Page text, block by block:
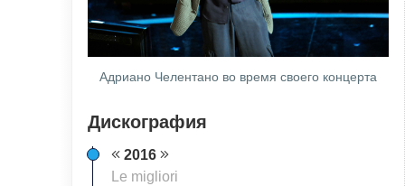
Адриано Челентано во время своего концерта
Дискография
2016
Le migliori